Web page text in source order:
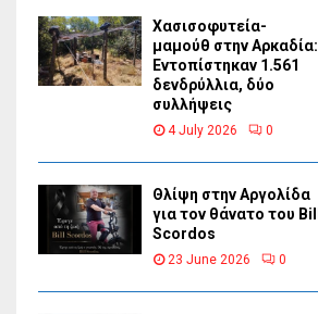
Χασισοφυτεία-
μαμούθ στην Αρκαδία:
Εντοπίστηκαν 1.561
δενδρύλλια, δύο
συλλήψεις
4 July 2026 0
Θλίψη στην Αργολίδα
για τον θάνατο του Bill
Scordos
23 June 2026 0